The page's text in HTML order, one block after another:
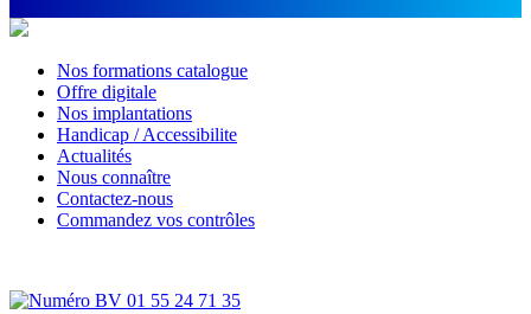
Nos formations catalogue
Offre digitale
Nos implantations
Handicap / Accessibilite
Actualités
Nous connaître
Contactez-nous
Commandez vos contrôles